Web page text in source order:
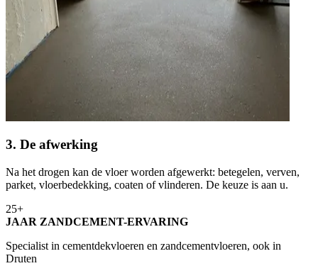
3. De afwerking
Na het drogen kan de vloer worden afgewerkt: betegelen, verven,
parket, vloerbedekking, coaten of vlinderen. De keuze is aan u.
25+
JAAR ZANDCEMENT-ERVARING
Specialist in cementdekvloeren en zandcementvloeren, ook in
Druten